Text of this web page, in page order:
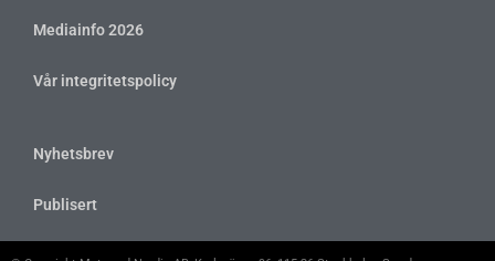
Mediainfo 2026
Vår integritetspolicy
Nyhetsbrev
Publisert